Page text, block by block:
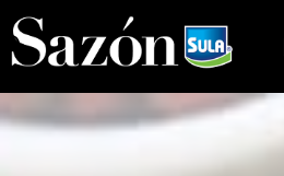
Sazón
Sula